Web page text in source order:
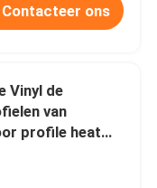
Contacteer ons
Vinyl de
van
profile heat